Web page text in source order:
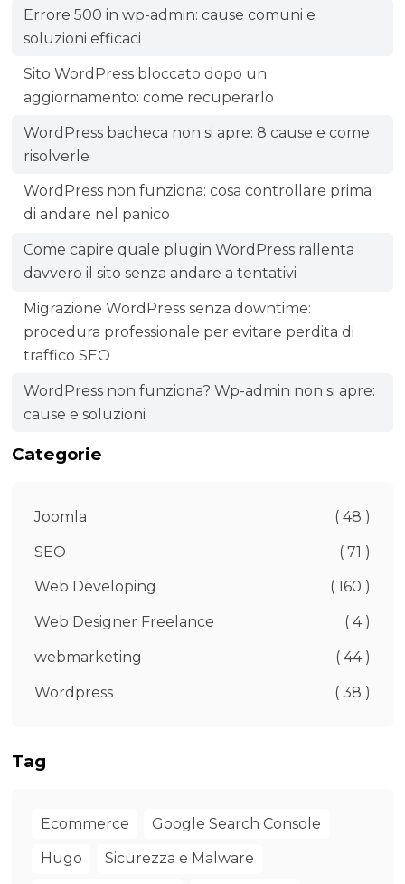
Errore 500 in wp-admin: cause comuni e
soluzioni efficaci
Sito WordPress bloccato dopo un
aggiornamento: come recuperarlo
WordPress bacheca non si apre: 8 cause e come
risolverle
WordPress non funziona: cosa controllare prima
di andare nel panico
Come capire quale plugin WordPress rallenta
davvero il sito senza andare a tentativi
Migrazione WordPress senza downtime:
procedura professionale per evitare perdita di
traffico SEO
WordPress non funziona? Wp-admin non si apre:
cause e soluzioni
Categorie
Joomla ( 48 )
SEO ( 71 )
Web Developing ( 160 )
Web Designer Freelance ( 4 )
webmarketing ( 44 )
Wordpress ( 38 )
Tag
Ecommerce Google Search Console
Hugo Sicurezza e Malware